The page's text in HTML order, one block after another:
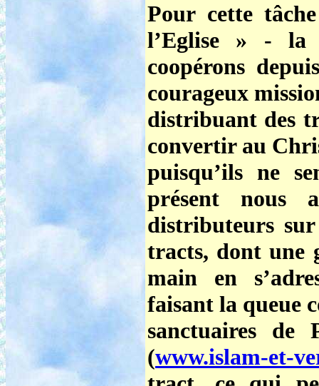
Pour cette
l’Eglise » - la
coopérons
courageux
distribuant des
convertir au
puisqu’ils ne
présent nous
distributeurs
tracts, dont une
main en
faisant la queue
sanctuaires de
(www.islam-et-